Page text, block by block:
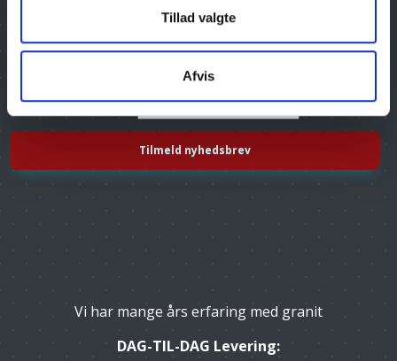
Tillad valgte
Afvis
Tilmeld dig vores nyhedsbrev, og få gode tilbud
Email
Vi har mange års erfaring med granit
DAG-TIL-DAG Levering: